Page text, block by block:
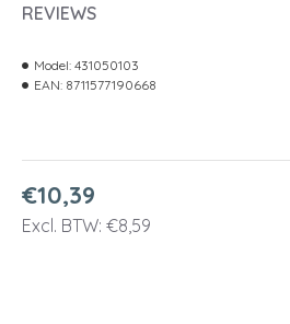
REVIEWS
€10,39
Excl. BTW: €8,59
Model: 431050103
EAN: 8711577190668